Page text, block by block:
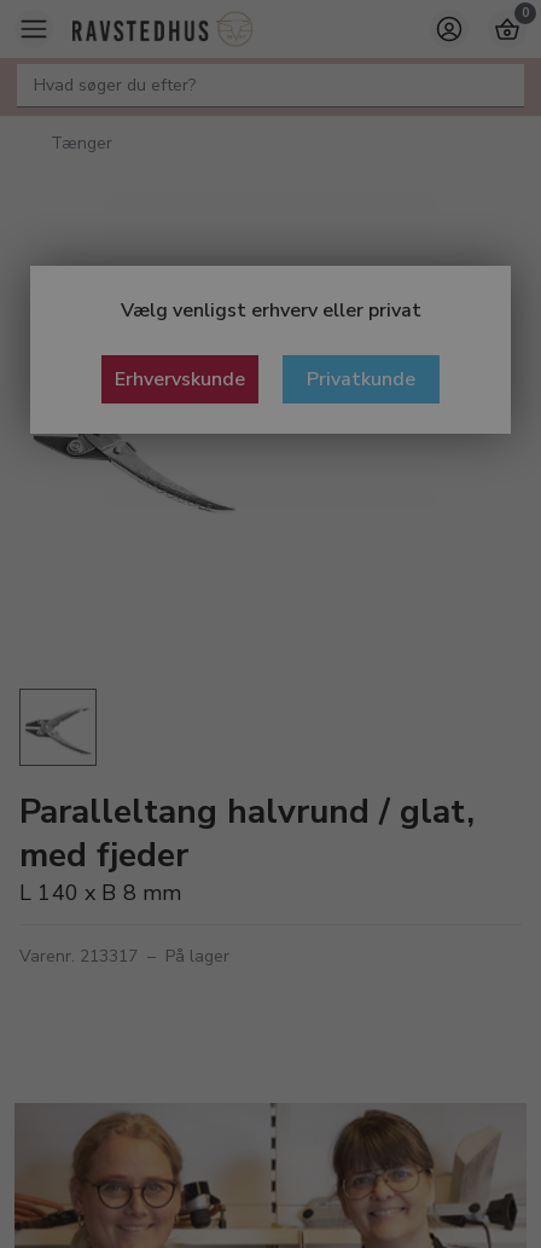
Vælg venligst erhverv eller privat
Erhvervskunde Privatkunde
0
Tænger
Paralleltang halvrund / glat,
med fjeder
L 140 x B 8 mm
Varenr. 213317 – På lager